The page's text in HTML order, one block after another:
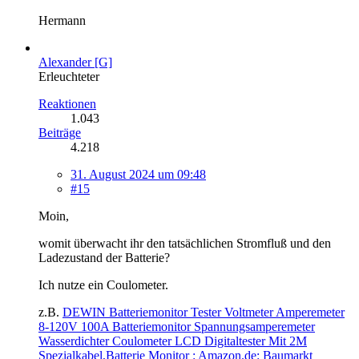
Hermann
Alexander [G]
Erleuchteter
Reaktionen
1.043
Beiträge
4.218
31. August 2024 um 09:48
#15
Moin,
womit überwacht ihr den tatsächlichen Stromfluß und den
Ladezustand der Batterie?
Ich nutze ein Coulometer.
z.B. DEWIN Batteriemonitor Tester Voltmeter Amperemeter
8-120V 100A Batteriemonitor Spannungsamperemeter
Wasserdichter Coulometer LCD Digitaltester Mit 2M
Spezialkabel,Batterie Monitor : Amazon.de: Baumarkt